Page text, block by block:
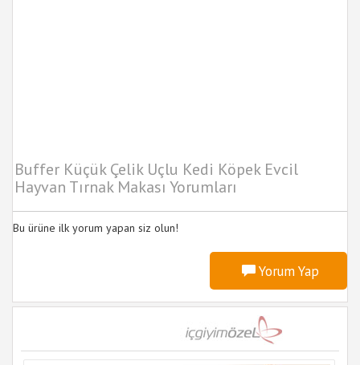
Buffer Küçük Çelik Uçlu Kedi Köpek Evcil
Hayvan Tırnak Makası Yorumları
Bu ürüne ilk yorum yapan siz olun!
Yorum Yap